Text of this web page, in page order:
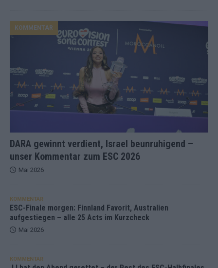
DARA gewinnt verdient, Israel beunruhigend –
unser Kommentar zum ESC 2026
KOMMENTAR
Mai 2026
KOMMENTAR
ESC-Finale morgen: Finnland Favorit, Australien
aufgestiegen – alle 25 Acts im Kurzcheck
Mai 2026
KOMMENTAR